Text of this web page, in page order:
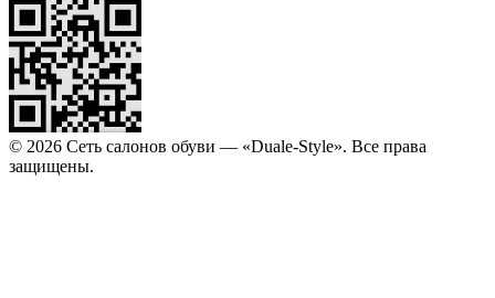
© 2026 Сеть салонов обуви — «Duale-Style». Все права
защищены.